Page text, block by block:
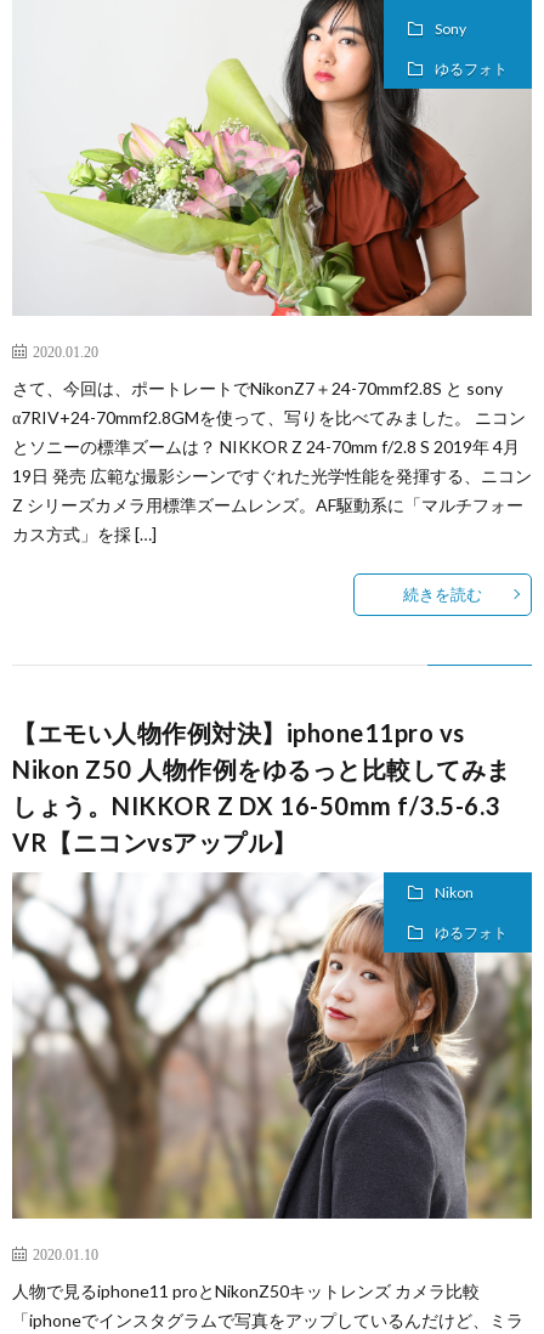
Sony
ゆるフォト
2020.01.20
さて、今回は、ポートレートでNikonZ7＋24-70mmf2.8S と sony
α7RIV+24-70mmf2.8GMを使って、写りを比べてみました。 ニコン
とソニーの標準ズームは？ NIKKOR Z 24-70mm f/2.8 S 2019年 4月
19日 発売 広範な撮影シーンですぐれた光学性能を発揮する、ニコン
Z シリーズカメラ用標準ズームレンズ。AF駆動系に「マルチフォー
カス方式」を採 […]
続きを読む
【エモい人物作例対決】iphone11pro vs
Nikon Z50 人物作例をゆるっと比較してみま
しょう。NIKKOR Z DX 16-50mm f/3.5-6.3
VR【ニコンvsアップル】
Nikon
ゆるフォト
2020.01.10
人物で見るiphone11 proとNikonZ50キットレンズ カメラ比較
「iphoneでインスタグラムで写真をアップしているんだけど、ミラ